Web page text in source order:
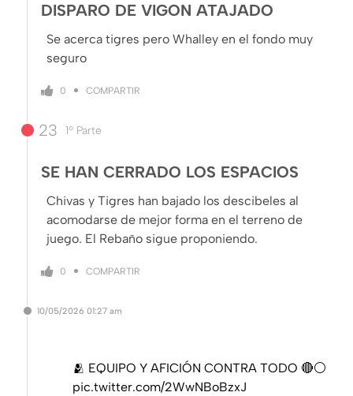
DISPARO DE VIGON ATAJADO
Se acerca tigres pero Whalley en el fondo muy
seguro
0 COMPARTIR
23 1º Parte
SE HAN CERRADO LOS ESPACIOS
Chivas y Tigres han bajado los descibeles al
acomodarse de mejor forma en el terreno de
juego. El Rebaño sigue proponiendo.
0 COMPARTIR
10/05/2026 01:27 am
🫂 EQUIPO Y AFICIÓN CONTRA TODO 🔴⚪️
pic.twitter.com/2WwNBoBzxJ